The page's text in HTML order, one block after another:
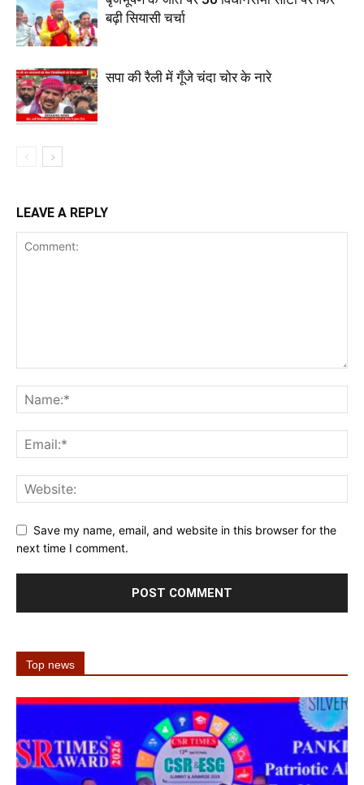
बढ़ी सियासी चर्चा
सपा की रैली में गूँजे चंदा चोर के नारे
LEAVE A REPLY
Save my name, email, and website in this browser for the
next time I comment.
Top news